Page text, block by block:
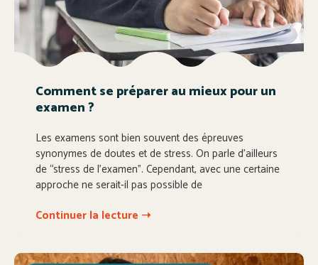
Comment se préparer au mieux pour un
examen ?
Les examens sont bien souvent des épreuves
synonymes de doutes et de stress. On parle d’ailleurs
de “stress de l’examen”. Cependant, avec une certaine
approche ne serait-il pas possible de
Continuer la lecture ➝